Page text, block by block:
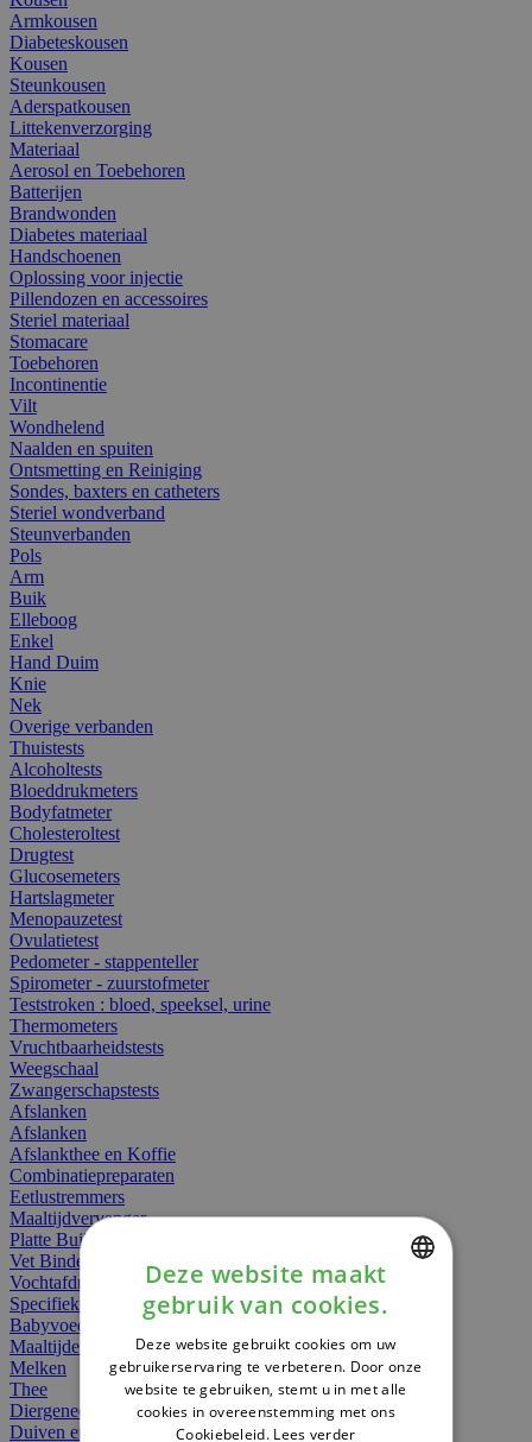
Armkousen
Diabeteskousen
Kousen
Steunkousen
Aderspatkousen
Littekenverzorging
Materiaal
Aerosol en Toebehoren
Batterijen
Brandwonden
Diabetes materiaal
Handschoenen
Oplossing voor injectie
Pillendozen en accessoires
Steriel materiaal
Stomacare
Toebehoren
Incontinentie
Vilt
Wondhelend
Naalden en spuiten
Ontsmetting en Reiniging
Sondes, baxters en catheters
Steriel wondverband
Steunverbanden
Pols
Arm
Buik
Elleboog
Enkel
Hand Duim
Knie
Nek
Overige verbanden
Thuistests
Alcoholtests
Bloeddrukmeters
Bodyfatmeter
Cholesteroltest
Drugtest
Glucosemeters
Hartslagmeter
Menopauzetest
Ovulatietest
Pedometer - stappenteller
Spirometer - zuurstofmeter
Teststroken : bloed, speeksel, urine
Thermometers
Vruchtbaarheidstests
Weegschaal
Zwangerschapstests
Afslanken
Afslanken
Afslankthee en Koffie
Combinatiepreparaten
Eetlustremmers
Maaltijdvervanger
Platte Buik
Vet Binders
Vochtafdrijvers
Specifieke Voeding
Babyvoeding
Maaltijden
Melken
Thee
Diergeneesmiddelen
Duiven en vogels
DUTCH
FRENCH
ENGLISH
Deze website maakt
gebruik van cookies.
Deze website gebruikt cookies om uw
gebruikerservaring te verbeteren. Door onze
website te gebruiken, stemt u in met alle
cookies in overeenstemming met ons
Cookiebeleid. Lees verder